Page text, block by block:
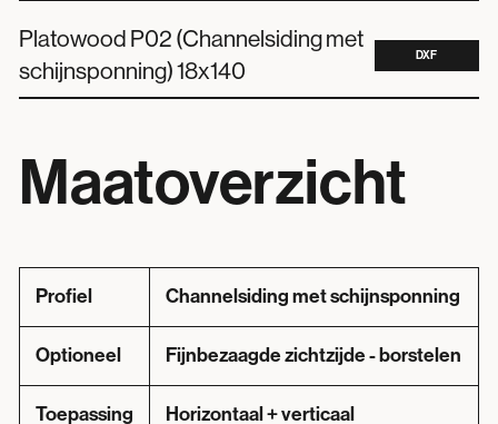
Platowood P02 (Channelsiding met
schijnsponning) 18x140
DXF
Maatoverzicht
Profiel Channelsiding met schijnsponning
Optioneel Fijnbezaagde zichtzijde - borstelen
Toepassing Horizontaal + verticaal